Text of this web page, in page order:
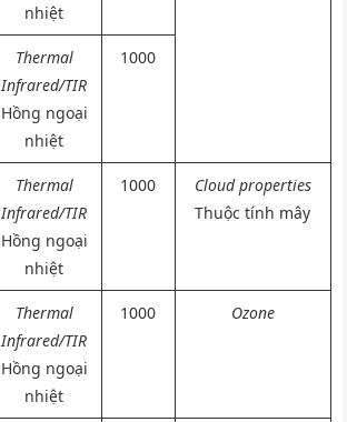
nhiệt
Thermal
Infrared/TIR
Hồng ngoại
nhiệt
1000
Thermal
Infrared/TIR
Hồng ngoại
nhiệt
1000
Cloud properties
Thuộc tính mây
Thermal
Infrared/TIR
Hồng ngoại
nhiệt
1000 Ozone